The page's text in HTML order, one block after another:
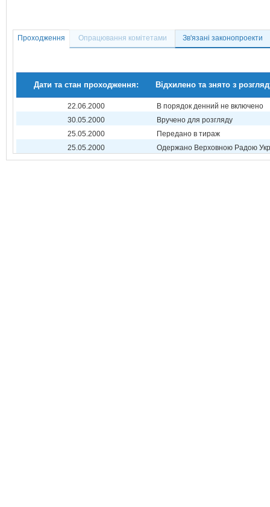
Проходження Опрацювання комітетами Зв'язані законопроекти
Дати та стан проходження: Відхилено та знято з
22.06.2000
В порядок денний не включено
30.05.2000
Вручено для розгляду
25.05.2000
Передано в тираж
25.05.2000
Одержано Верховною Радою